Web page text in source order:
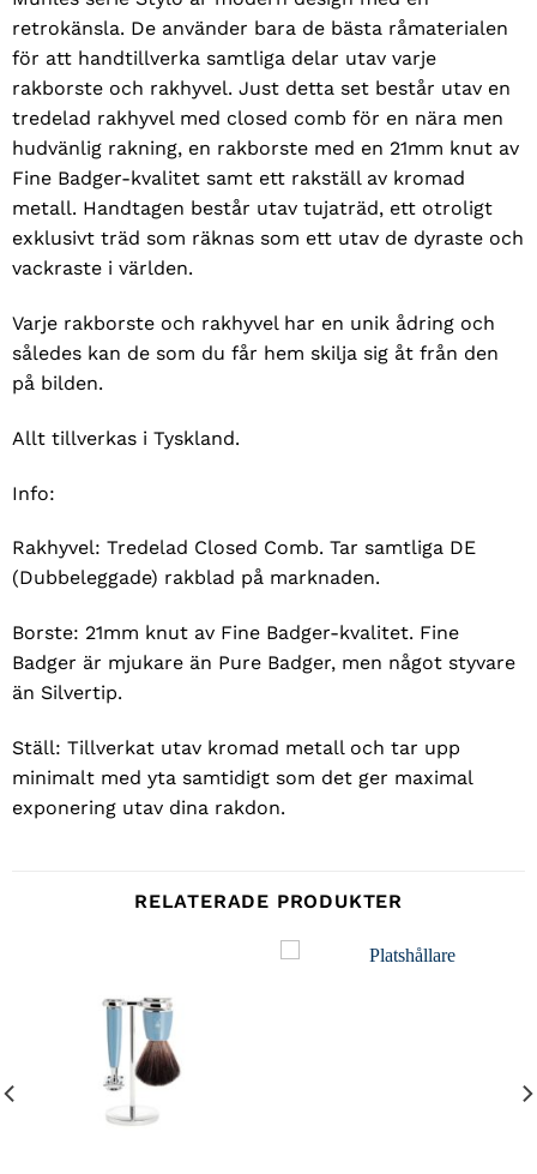
retrokänsla. De använder bara de bästa råmaterialen
för att handtillverka samtliga delar utav varje
rakborste och rakhyvel. Just detta set består utav en
tredelad rakhyvel med closed comb för en nära men
hudvänlig rakning, en rakborste med en 21mm knut av
Fine Badger-kvalitet samt ett rakställ av kromad
metall. Handtagen består utav tujaträd, ett otroligt
exklusivt träd som räknas som ett utav de dyraste och
vackraste i världen.
Varje rakborste och rakhyvel har en unik ådring och
således kan de som du får hem skilja sig åt från den
på bilden.
Allt tillverkas i Tyskland.
Info:
Rakhyvel: Tredelad Closed Comb. Tar samtliga DE
(Dubbeleggade) rakblad på marknaden.
Borste: 21mm knut av Fine Badger-kvalitet. Fine
Badger är mjukare än Pure Badger, men något styvare
än Silvertip.
Ställ: Tillverkat utav kromad metall och tar upp
minimalt med yta samtidigt som det ger maximal
exponering utav dina rakdon.
RELATERADE PRODUKTER